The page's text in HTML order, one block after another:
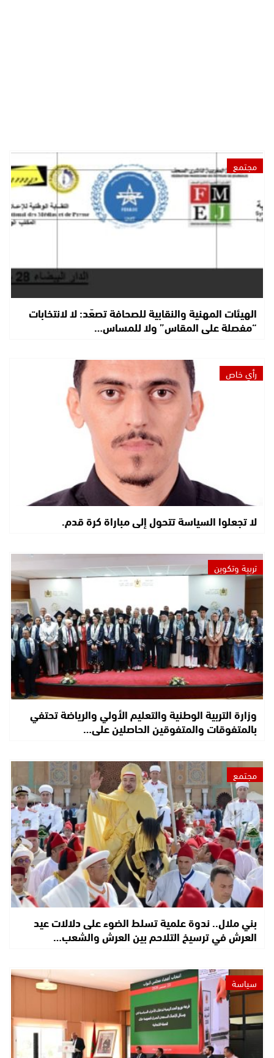
مجتمع
الهيئات المهنية والنقابية للصحافة تصعّد: لا لانتخابات
“مفصلة على المقاس” ولا للمساس…
رأي خاص
لا تجعلوا السياسة تتحول إلى مباراة كرة قدم.
تربية وتكوين
وزارة التربية الوطنية والتعليم الأولي والرياضة تحتفي
بالمتفوقات والمتفوقين الحاصلين على…
مجتمع
بني ملال.. ندوة علمية تسلط الضوء على دلالات عيد
العرش في ترسيخ التلاحم بين العرش والشعب…
سياسة